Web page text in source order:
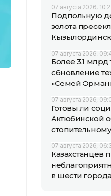
07 августа 2026,
Подпольную
золота
07 августа 2026,
Более 3,1 млрд
обновление
«Семей
07 августа 2026,
Готовы ли
Актюбинской
07 августа 2026,
Казахстанцев
в шести